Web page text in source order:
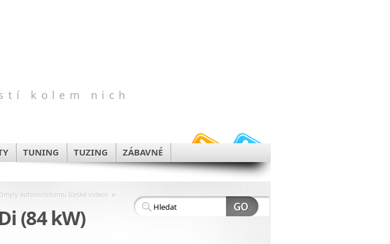
kolem nich
TUNING TUZING ZÁBAVNÉ
automobilizmu (české video) »
(84 kW)